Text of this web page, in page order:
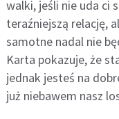
walki, jeśli nie uda ci
teraźniejszą relację,
samotne nadal nie
Karta pokazuje, że
jednak jesteś na
już niebawem nasz